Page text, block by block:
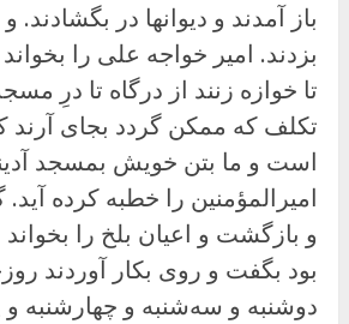
باز آمدند و دیوانها در بگشادند.
بزدند. امیر خواجه على را
تا خوازه زنند از درگاه تا درِ
تکلف که ممکن گردد بجای آرند
است و ما بتن خویش بمسجد
امیرالمؤمنین را خطبه کرده
و بازگشت و اعیان بلخ را
دوشنبه و سه‌شنبه و چهارشنبه و